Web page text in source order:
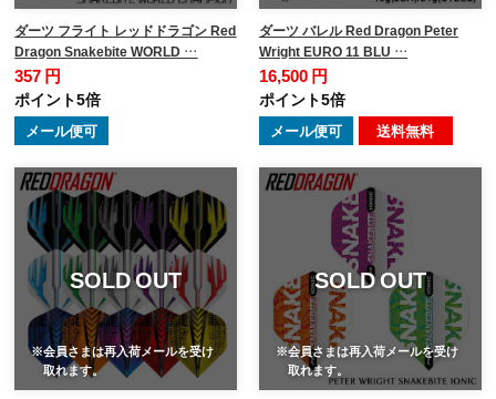
ダーツ フライト レッドドラゴン Red
Dragon Snakebite WORLD …
357 円
ポイント5倍
メール便可
ダーツ バレル Red Dragon Peter
Wright EURO 11 BLU …
16,500 円
ポイント5倍
メール便可 送料無料
SOLD OUT
※会員さまは再入荷メールを受け
取れます。
SOLD OUT
※会員さまは再入荷メールを受け
取れます。